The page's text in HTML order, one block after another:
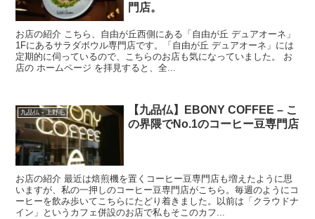
門店。
お店の紹介 こちら、自由が丘西側にある「自由が丘 デュアオーネ」
1Fにあるサラダボウル専門店です。「自由が丘 デュアオーネ」には
定期的に伺っているので、こちらのお店も気になっていました。 お
店の ホームページ を拝見すると、全...
九品仏 - 上野毛
【九品仏】EBONY COFFEE – こ
の界隈でNo.1のコーヒー豆専門店
お店の紹介 最近は焙煎機を置くコーヒー豆専門店も増えたように思
いますが、私の一押しのコーヒー豆専門店がこちら。毎週のようにコ
ーヒーを飲み歩いてこちらにたどり着きました。以前は「クラウドナ
イン」というカフェ併設のお店で私もそこのカフ...